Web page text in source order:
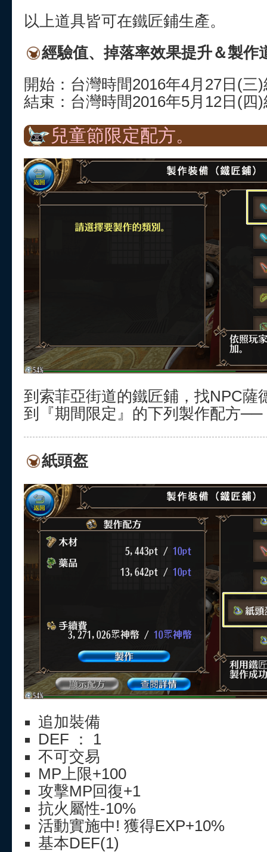
以上道具皆可在鐵匠鋪生產。
經驗值、掉落率效果提升＆製作
開始：台灣時間2016年4月27日(三
結束：台灣時間2016年5月12日(四
兒童節限定配方。
到索菲亞街道的鐵匠鋪，找NPC薩
到『期間限定』的下列製作配方──
紙頭盔
追加裝備
DEF ： 1
不可交易
MP上限+100
攻擊MP回復+1
抗火屬性-10%
活動實施中! 獲得EXP+10%
基本DEF(1)